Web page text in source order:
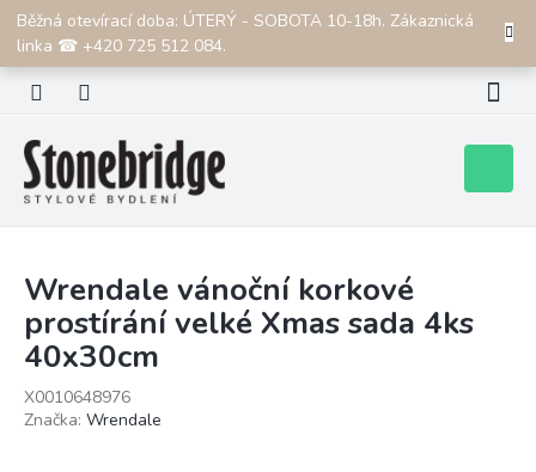
Přejít
obsah
Běžná otevírací doba: ÚTERÝ - SOBOTA 10-18h. Zákaznická
linka ☎ +420 725 512 084.
CZK
košík
Wrendale vánoční korkové
prostírání velké Xmas sada 4ks
40x30cm
X0010648976
Značka: Wrendale